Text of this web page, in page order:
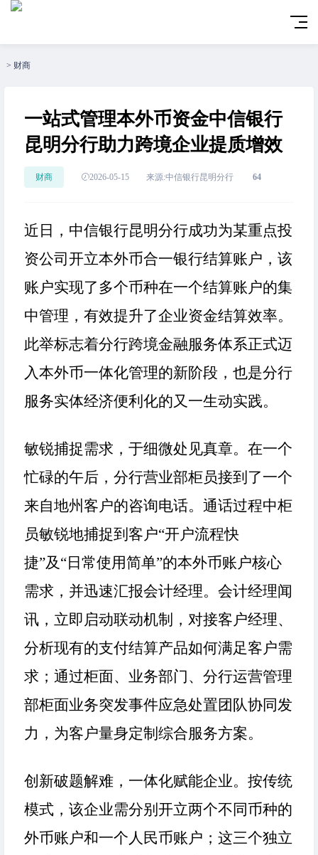
> 财商
一站式管理本外币资金中信银行
昆明分行助力跨境企业提质增效
财商 2026-05-15 来源:中信银行昆明分行 64
近日，中信银行昆明分行成功为某重点投
资公司开立本外币合一银行结算账户，该
账户实现了多个币种在一个结算账户的集
中管理，有效提升了企业资金结算效率。
此举标志着分行跨境金融服务体系正式迈
入本外币一体化管理的新阶段，也是分行
服务实体经济便利化的又一生动实践。
敏锐捕捉需求，于细微处见真章。在一个
忙碌的午后，分行营业部柜员接到了一个
来自地州客户的咨询电话。通话过程中柜
员敏锐地捕捉到客户“开户流程快
捷”及“日常使用简单”的本外币账户核心
需求，并迅速汇报会计经理。会计经理闻
讯，立即启动联动机制，对接客户经理、
分析现有的支付结算产品如何满足客户需
求；通过柜面、业务部门、分行运营管理
部柜面业务突发事件应急处置团队协同发
力，为客户量身定制综合服务方案。
创新破题解难，一体化赋能企业。按传统
模式，该企业需分别开立两个不同币种的
外币账户和一个人民币账户；这三个独立